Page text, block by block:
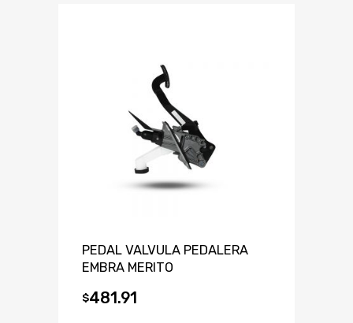
PEDAL VALVULA PEDALERA
EMBRA MERITO
$481.91